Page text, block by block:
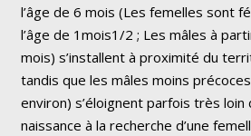
l’âge de 6 mois (Les femelles sont
l’âge de 1mois1/2 ; Les mâles à
mois) s’installent à proximité du
tandis que les mâles moins
environ) s’éloignent parfois très
naissance à la recherche d’une